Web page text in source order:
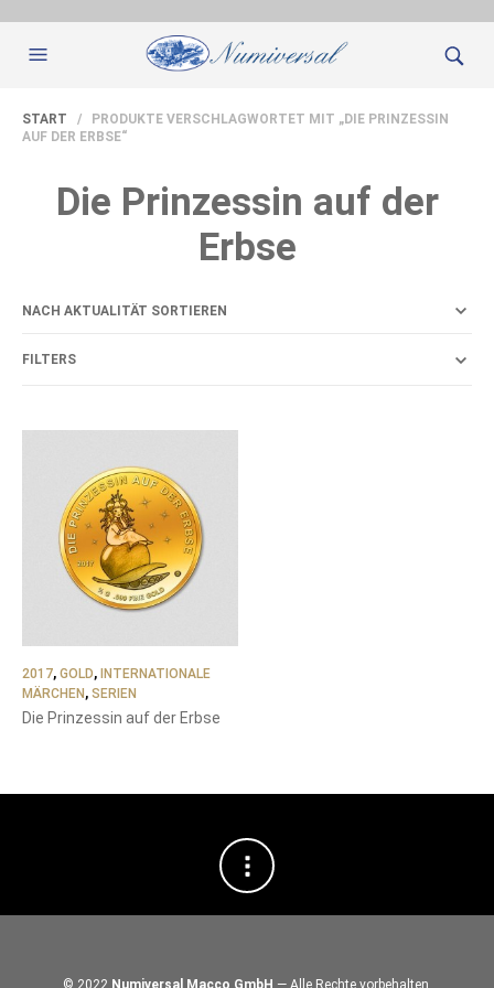
START / PRODUKTE VERSCHLAGWORTET MIT „DIE PRINZESSIN
AUF DER ERBSE“
Die Prinzessin auf der
Erbse
FILTERS
2017, GOLD, INTERNATIONALE
MÄRCHEN, SERIEN
Die Prinzessin auf der Erbse
© 2022 Numiversal Macco GmbH — Alle Rechte vorbehalten.